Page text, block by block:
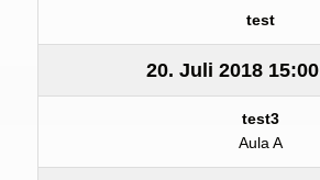
test
20. Juli 201815:00
test3
Aula A